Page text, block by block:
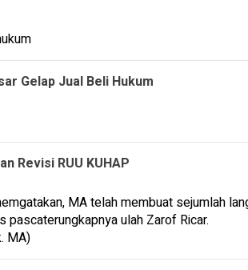
Gelap Jual Beli Hukum
Revisi RUU KUHAP